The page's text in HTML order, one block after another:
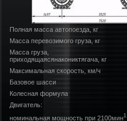
Полная масса автопоезда, кг
Масса перевозимого груза, кг
Масса груза,
приходящаясянакониктягача, кг
Максимальная скорость, км/ч
Базовое шасси
Колесная формула
Двигатель:
номинальная мощность при 2100мин1